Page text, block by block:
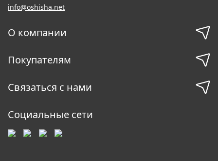
info@oshisha.net
О компании
Покупателям
Связаться с нами
Социальные сети